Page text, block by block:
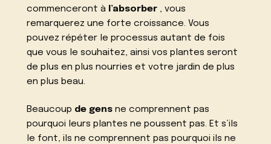
commenceront à l’absorber , vous
remarquerez une forte croissance. Vous
pouvez répéter le processus autant de fois
que vous le souhaitez, ainsi vos plantes seront
de plus en plus nourries et votre jardin de plus
en plus beau.
Beaucoup de gens ne comprennent pas
pourquoi leurs plantes ne poussent pas. Et s’ils
le font, ils ne comprennent pas pourquoi ils ne